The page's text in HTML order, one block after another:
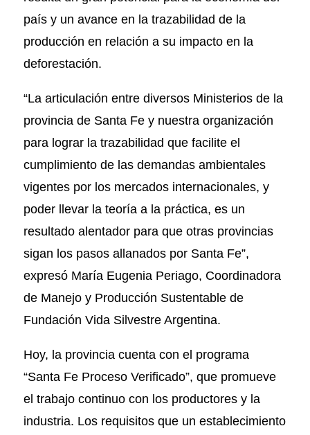
país y un avance en la trazabilidad de la
producción en relación a su impacto en la
deforestación.
“La articulación entre diversos Ministerios de la
provincia de Santa Fe y nuestra organización
para lograr la trazabilidad que facilite el
cumplimiento de las demandas ambientales
vigentes por los mercados internacionales, y
poder llevar la teoría a la práctica, es un
resultado alentador para que otras provincias
sigan los pasos allanados por Santa Fe”,
expresó María Eugenia Periago, Coordinadora
de Manejo y Producción Sustentable de
Fundación Vida Silvestre Argentina.
Hoy, la provincia cuenta con el programa
“Santa Fe Proceso Verificado”, que promueve
el trabajo continuo con los productores y la
industria. Los requisitos que un establecimiento